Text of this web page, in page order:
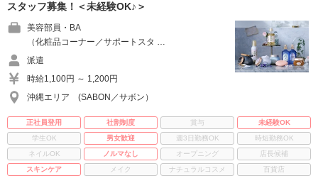
スタッフ募集！＜未経験OK♪＞
美容部員・BA
（化粧品コーナー／サポートスタ …
派遣
時給1,100円 ～ 1,200円
沖縄エリア (SABON／サボン）
正社員登用 社割制度 賞与
未経験OK
学生OK
男女歓迎 週3日勤務OK
時短勤務OK
ネイルOK
ノルマなし オープニング
店長候補
スキンケア
メイク ナチュラルコスメ 百貨店